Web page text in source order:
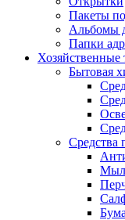
Пакеты
Альбомы
Папки
Хозяйственные
Бытовая
Средства